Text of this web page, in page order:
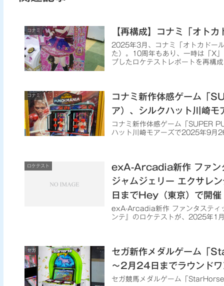
コナミ 【再構成】コナミ「オト
2025年3月、コナミ「オトカドー
た）。10周年もあり、一時は「X
プしたロケテストレポートを再構
コナミ
コナミ新作体感ゲーム「
ア）、シルクハット川崎モ
コナミ新作体感ゲーム「SUPER
ハット川崎モアーズで2025年9月
ロケテスト
exA-Arcadia新作 ファン
ジャムジェリー エクサ
日までHey（東京）で開催
exA-Arcadia新作 ファンタスティ
ンテ』のロケテストが、2025年1
セガ
セガ新作メダルゲーム
～2月24日までラウンドワ
セガ競馬メダルゲーム「